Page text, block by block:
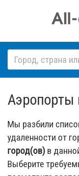
Аэропорты
Мы разбили
удаленности от
город(ов) в
Выберите